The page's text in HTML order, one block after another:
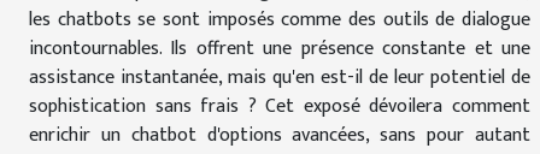
les chatbots se sont imposés comme des outils de dialogue
incontournables. Ils offrent une présence constante et une
assistance instantanée, mais qu'en est-il de leur potentiel de
sophistication sans frais ? Cet exposé dévoilera comment
enrichir un chatbot d'options avancées, sans pour autant